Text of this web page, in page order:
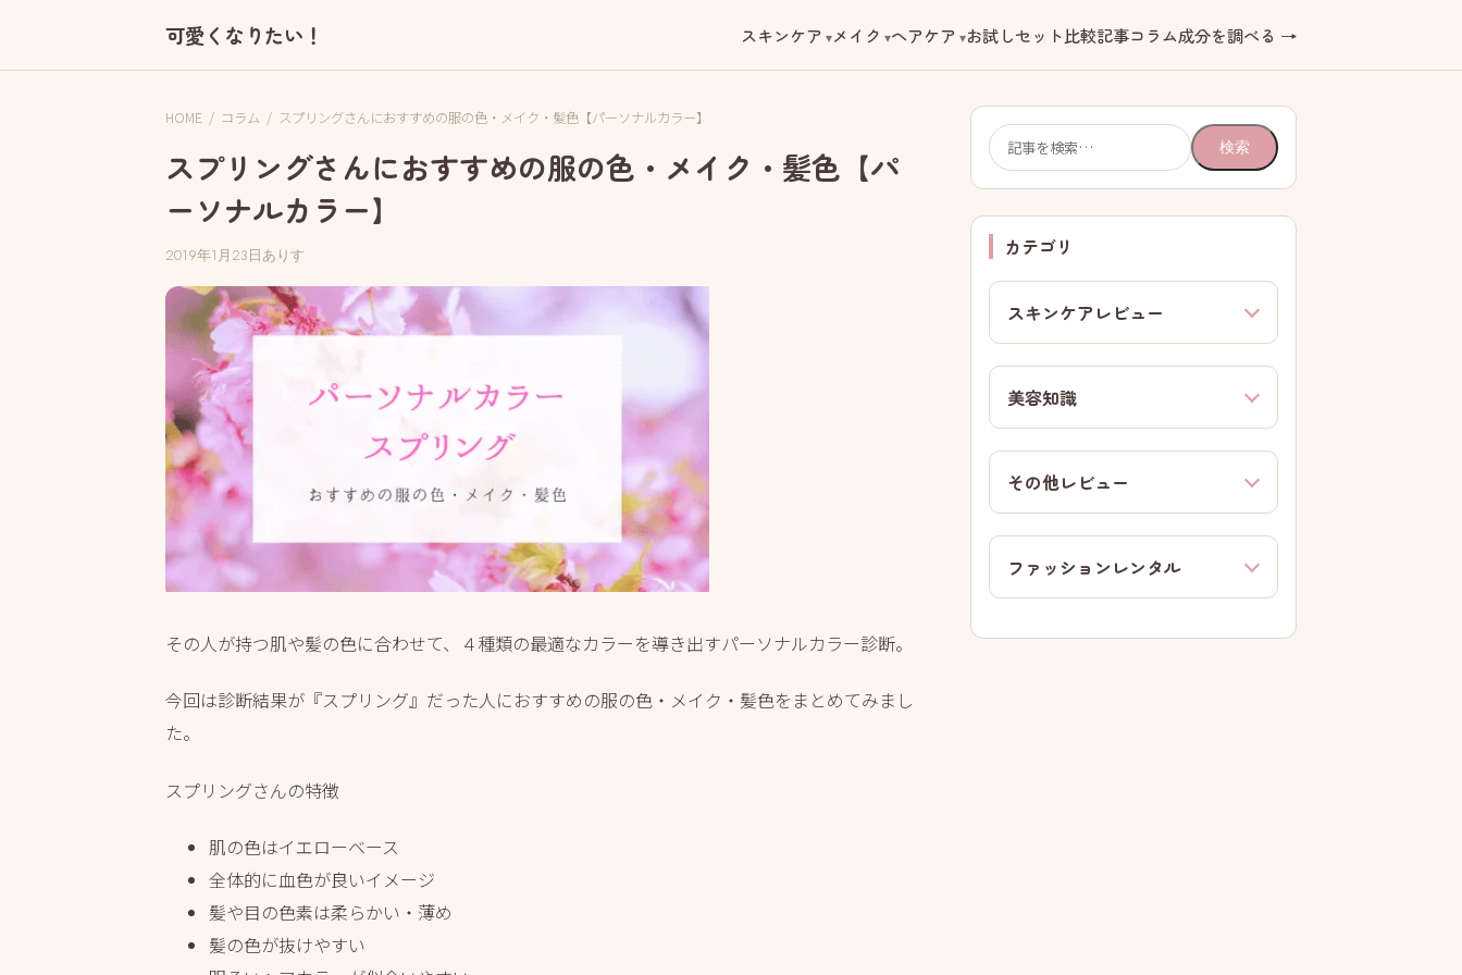
可愛くなりたい！ スキンケア メイク ヘアケア お試しセット比較記事コラム成分を調べる →
HOME / コラム / スプリングさんにおすすめの服の色・メイク・髪色【パーソナルカラー】
スプリングさんにおすすめの服の色・メイク・髪色【パ
ーソナルカラー】
2019年1月23日ありす
その人が持つ肌や髪の色に合わせて、４種類の最適なカラーを導き出すパーソナルカラー診断。
今回は診断結果が『スプリング』だった人におすすめの服の色・メイク・髪色をまとめてみまし
た。
スプリングさんの特徴
肌の色はイエローベース
全体的に血色が良いイメージ
髪や目の色素は柔らかい・薄め
髪の色が抜けやすい
検
索:
検索
カテゴリ
スキンケアレビュー
美容知識
その他レビュー
ファッションレンタル